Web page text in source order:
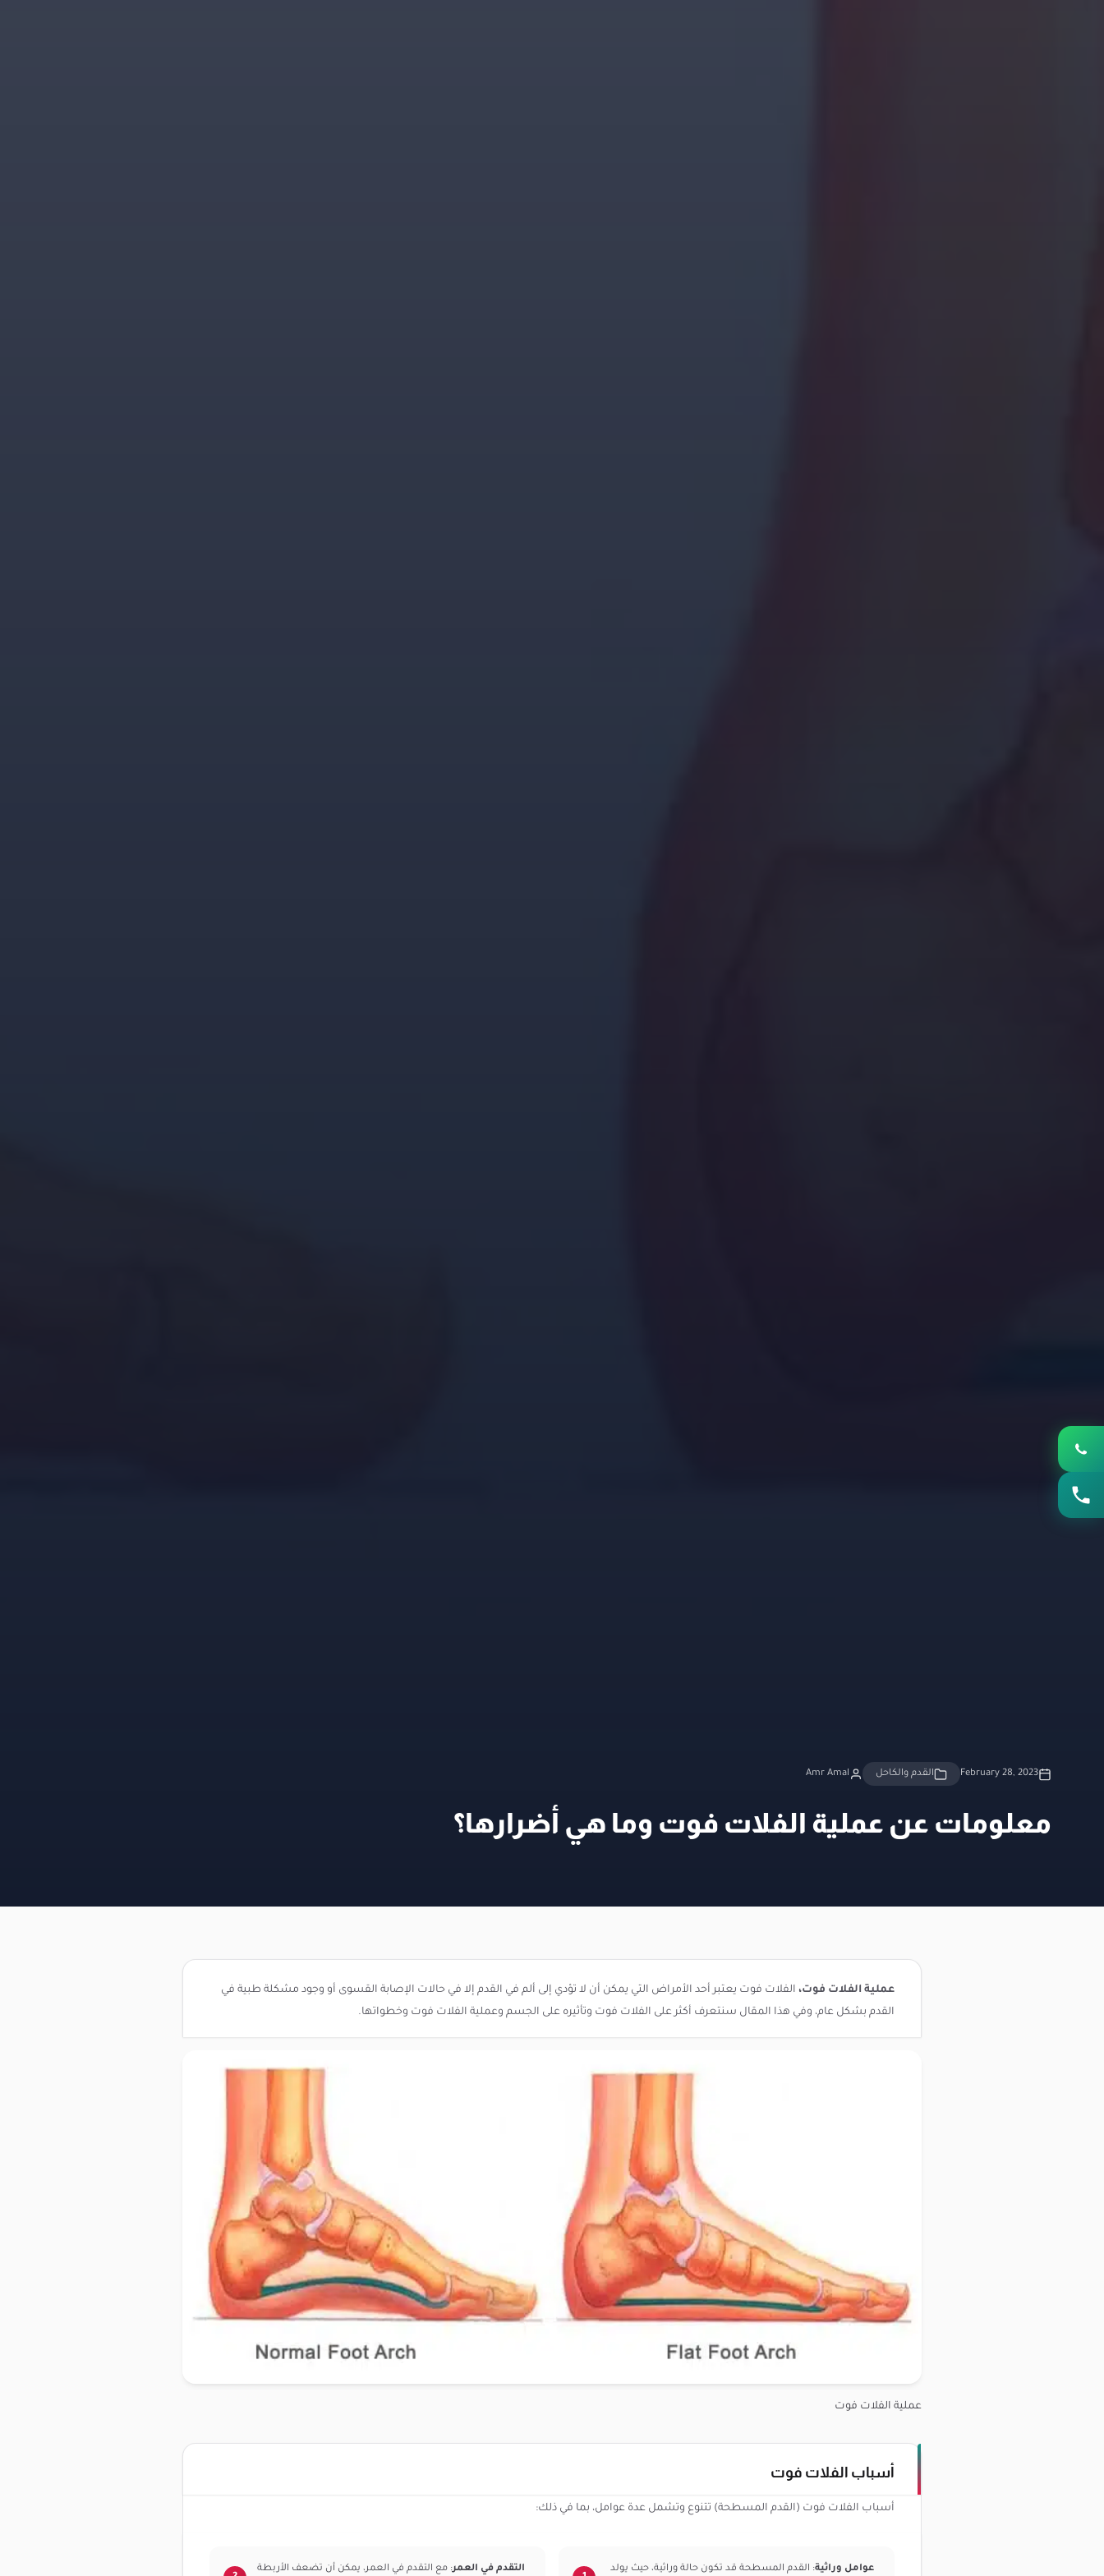
February 28, 2023 القدم والكاحل Amr Amal
معلومات عن عملية الفلات فوت وما هي أضرارها؟
عملية الفلات فوت، الفلات فوت يعتبر أحد الأمراض التي يمكن أن لا تؤدي إلى ألم في القدم إلا في حالات الإصابة القسوى أو وجود مشكلة طبية في
القدم بشكل عام، وفي هذا المقال سنتعرف أكثر على الفلات فوت وتأثيره على الجسم وعملية الفلات فوت وخطواتها.
عملية الفلات فوت
أسباب الفلات فوت
أسباب الفلات فوت (القدم المسطحة) تتنوع وتشمل عدة عوامل، بما في ذلك:
عوامل وراثية: القدم المسطحة قد تكون حالة وراثية، حيث يولد التقدم في العمر: مع التقدم في العمر، يمكن أن تضعف الأربطة